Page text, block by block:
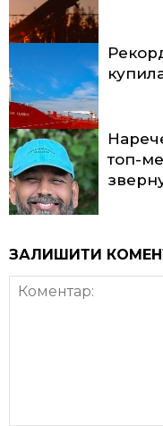
топ-
ЗАЛИШИТИ